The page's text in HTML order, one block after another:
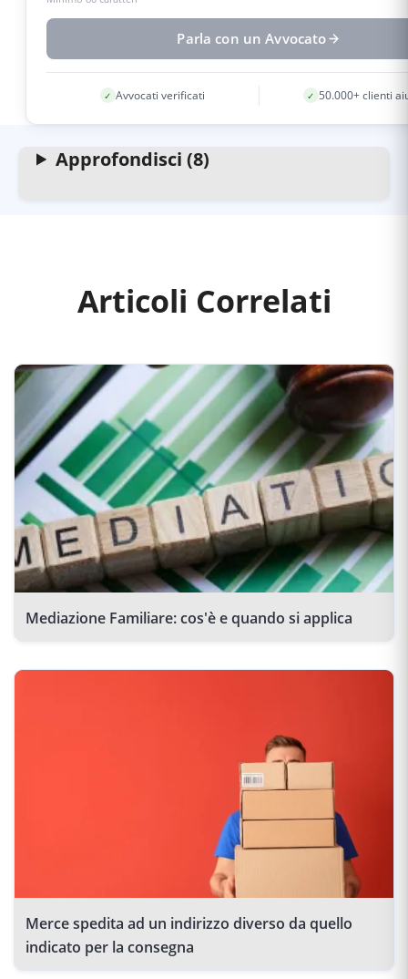
Parla con un Avvocato
✓ Avvocati verificati ✓ 50.000+ clienti
Approfondisci (8)
Articoli Correlati
Mediazione Familiare: cos'è e quando si applica
Merce spedita ad un indirizzo diverso da quello
indicato per la consegna